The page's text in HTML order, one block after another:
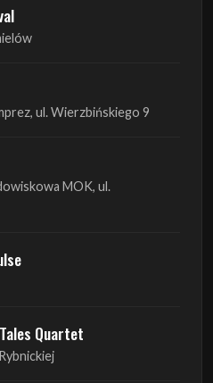
ul. Wierzbińskiego 9
Quartet